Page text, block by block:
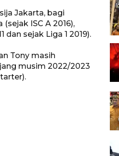
Jakarta, bagi
ISC A 2016),
sejak Liga 1 2019).
Tony masih
musim 2022/2023